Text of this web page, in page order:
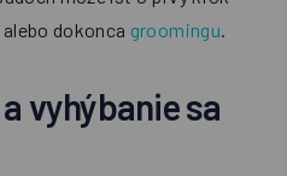
dokonca groomingu
vyhýbanie sa